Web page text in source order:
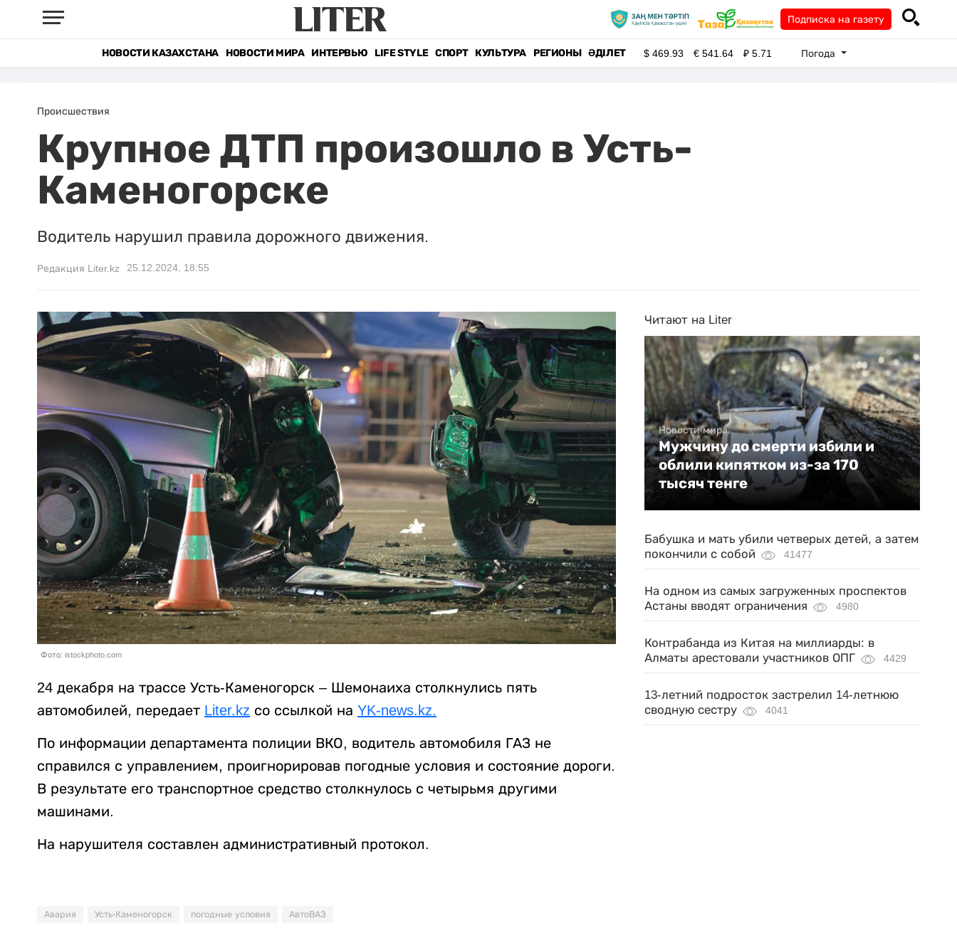
Подписка на газету
НОВОСТИ КАЗАХСТАНА НОВОСТИ МИРА ИНТЕРВЬЮ LIFE STYLE СПОРТ КУЛЬТУРА РЕГИОНЫ ӘДІЛЕТ $469.93 €541.64 ₽5.71 Погода
Происшествия
Крупное ДТП произошло в Усть-
Каменогорске
Водитель нарушил правила дорожного движения.
Редакция Liter.kz 25.12.2024, 18:55
Фото: istockphoto.com
24 декабря на трассе Усть-Каменогорск – Шемонаиха столкнулись пять
автомобилей, передает Liter.kz со ссылкой на YK-news.kz.
По информации департамента полиции ВКО, водитель автомобиля ГАЗ не
справился с управлением, проигнорировав погодные условия и состояние дороги.
В результате его транспортное средство столкнулось с четырьмя другими
машинами.
На нарушителя составлен административный протокол.
Авария Усть-Каменогорск погодные условия АвтоВАЗ
Читают на Liter
Новости мира
Мужчину до смерти избили и
облили кипятком из-за 170
тысяч тенге
Бабушка и мать убили четверых детей, а затем
покончили с собой
41477
На одном из самых загруженных проспектов
Астаны вводят ограничения
4980
Контрабанда из Китая на миллиарды: в
Алматы арестовали участников ОПГ
4429
13-летний подросток застрелил 14-летнюю
сводную сестру
4041